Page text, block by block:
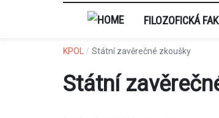
FILOZOFICKÁ
KPOL Státní zavěrečné zkoušky
Státní